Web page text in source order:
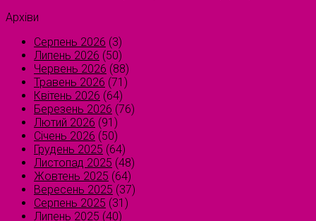
Архіви
Серпень 2026 (3)
Липень 2026 (50)
Червень 2026 (88)
Травень 2026 (71)
Квітень 2026 (64)
Березень 2026 (76)
Лютий 2026 (91)
Січень 2026 (50)
Грудень 2025 (64)
Листопад 2025 (48)
Жовтень 2025 (64)
Вересень 2025 (37)
Серпень 2025 (31)
Липень 2025 (40)